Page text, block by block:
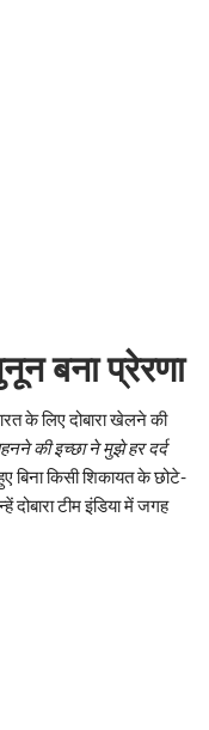
बना प्रेरणा
के लिए दोबारा खेलने की
की इच्छा ने मुझे हर दर्द
बिना किसी शिकायत के छोटे-
टीम इंडिया में जगह